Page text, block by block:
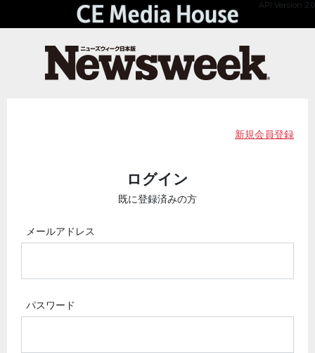
API Version 2.0
新規会員登録
ログイン
既に登録済みの方
メールアドレス
パスワード